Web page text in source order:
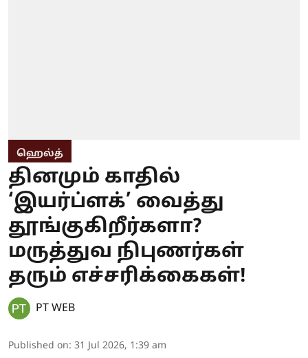
ஹெல்த்
தினமும் காதில்
‘இயர்ப்ளக்’ வைத்து
தூங்குகிறீர்களா?
மருத்துவ நிபுணர்கள்
தரும் எச்சரிக்கைகள்!
PT WEB
Published on: 31 Jul 2026, 1:39 am